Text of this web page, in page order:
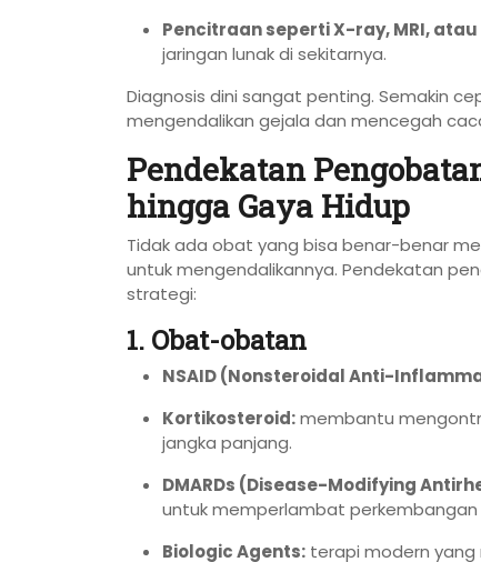
Pencitraan seperti X-ray, MRI,
jaringan lunak di sekitarnya.
Diagnosis dini sangat penting. Semakin
mengendalikan gejala dan mencegah
Pendekatan
hingga Gaya Hidup
Tidak ada obat yang bisa benar-benar
untuk mengendalikannya. Pendekatan
strategi:
1. Obat-obatan
NSAID (Nonsteroidal Anti-
Kortikosteroid:membantu
jangka panjang.
DMARDs (Disease-Modifying
untuk memperlambat perkembangan
Biologic Agents: terapi modern